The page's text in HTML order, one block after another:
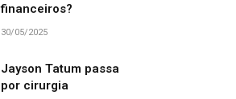
financeiros?
30/05/2025
Jayson Tatum passa
por cirurgia